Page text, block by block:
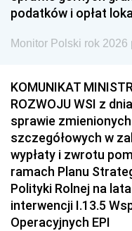
podatków i opłat
Monitor Polski rok 2026
KOMUNIKAT
ROZWOJU WSI z
sprawie
szczegółowych w
wypłaty i zwrotu
ramach Planu
Polityki Rolnej na
interwencji I.13.5
Operacyjnych EPI